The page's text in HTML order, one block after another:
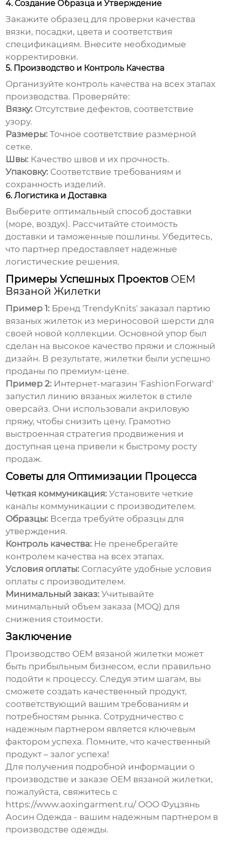
4. Создание Образца и Утверждение
Закажите образец для проверки качества
вязки, посадки, цвета и соответствия
спецификациям. Внесите необходимые
корректировки.
5. Производство и Контроль Качества
Организуйте контроль качества на всех этапах
производства. Проверяйте:
Вязку: Отсутствие дефектов, соответствие
узору.
Размеры: Точное соответствие размерной
сетке.
Швы: Качество швов и их прочность.
Упаковку: Соответствие требованиям и
сохранность изделий.
6. Логистика и Доставка
Выберите оптимальный способ доставки
(море, воздух). Рассчитайте стоимость
доставки и таможенные пошлины. Убедитесь,
что партнер предоставляет надежные
логистические решения.
Примеры Успешных Проектов OEM
Вязаной Жилетки
Пример 1: Бренд 'TrendyKnits' заказал партию
вязаных жилеток из мериносовой шерсти для
своей новой коллекции. Основной упор был
сделан на высокое качество пряжи и сложный
дизайн. В результате, жилетки были успешно
проданы по премиум-цене.
Пример 2: Интернет-магазин 'FashionForward'
запустил линию вязаных жилеток в стиле
оверсайз. Они использовали акриловую
пряжу, чтобы снизить цену. Грамотно
выстроенная стратегия продвижения и
доступная цена привели к быстрому росту
продаж.
Советы для Оптимизации Процесса
Четкая коммуникация: Установите четкие
каналы коммуникации с производителем.
Образцы: Всегда требуйте образцы для
утверждения.
Контроль качества: Не пренебрегайте
контролем качества на всех этапах.
Условия оплаты: Согласуйте удобные условия
оплаты с производителем.
Минимальный заказ: Учитывайте
минимальный объем заказа (MOQ) для
снижения стоимости.
Заключение
Производство OEM вязаной жилетки может
быть прибыльным бизнесом, если правильно
подойти к процессу. Следуя этим шагам, вы
сможете создать качественный продукт,
соответствующий вашим требованиям и
потребностям рынка. Сотрудничество с
надежным партнером является ключевым
фактором успеха. Помните, что качественный
продукт – залог успеха!
Для получения подробной информации о
производстве и заказе OEM вязаной жилетки,
пожалуйста, свяжитесь с
https://www.aoxingarment.ru/ ООО Фуцзянь
Аосин Одежда - вашим надежным партнером в
производстве одежды.